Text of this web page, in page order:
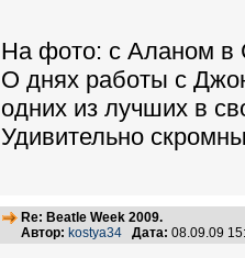
На фото: с Аланом в
О днях работы с
одних из лучших в
Удивительно
Re: Beatle Week 2009.
Автор: kostya34 Дата: 08.09.09